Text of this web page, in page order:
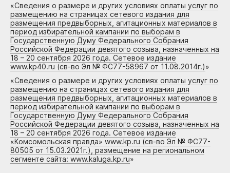
«Сведения о размере и других условиях оплаты услуг по
размещению на страницах сетевого издания для
размещения предвыборных, агитационных материалов в
период избирательной кампании по выборам в
Государственную Думу Федерального Собрания
Российской Федерации девятого созыва, назначенных на
18 – 20 сентября 2026 года. Сетевое издание
www.kp40.ru (св-во Эл № ФС77-58967 от 11.08.2014г.)»
«Сведения о размере и других условиях оплаты услуг по
размещению на страницах сетевого издания для
размещения предвыборных, агитационных материалов в
период избирательной кампании по выборам в
Государственную Думу Федерального Собрания
Российской Федерации девятого созыва, назначенных на
18 – 20 сентября 2026 года. Сетевое издание
«Комсомольская правда» www.kp.ru (св-во Эл № ФС77-
80505 от 15.03.2021г.), размещение на региональном
сегменте сайта: www.kaluga.kp.ru»